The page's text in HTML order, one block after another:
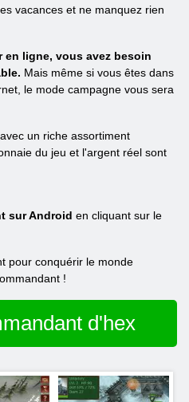
vacances et ne manquez rien
en ligne, vous avez besoin
Mais même si vous êtes dans
le mode campagne vous sera
un riche assortiment
du jeu et l'argent réel sont
sur Android en cliquant sur le
pour conquérir le monde
!
d'hex